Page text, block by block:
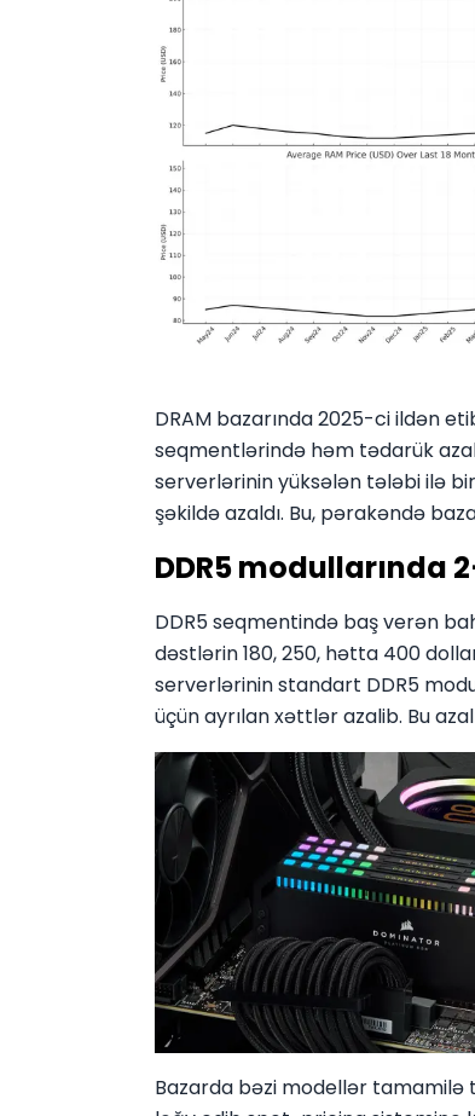
DRAM bazarında 2025-ci ildən
seqmentlərində həm tədarük
serverlərinin yüksələn tələbi ilə
şəkildə azaldı. Bu, pərakəndə
DDR5 modullarında
DDR5 seqmentində baş verən
dəstlərin 180, 250, hətta 400
serverlərinin standart DDR5
üçün ayrılan xəttlər azalib. Bu
Bazarda bəzi modellər tamamilə